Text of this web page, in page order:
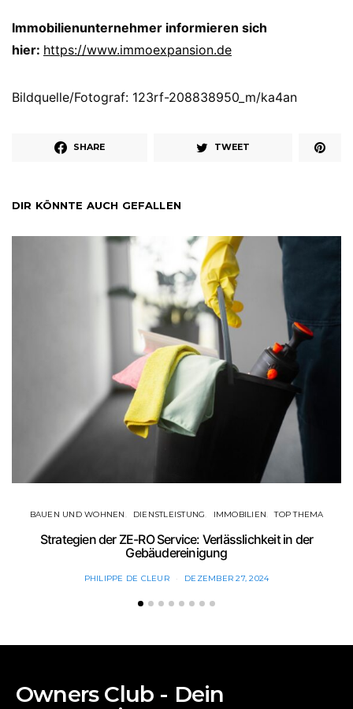
Immobilienunternehmer informieren sich
hier: https://www.immoexpansion.de
Bildquelle/Fotograf: 123rf-208838950_m/ka4an
SHARE TWEET
DIR KÖNNTE AUCH GEFALLEN
BAUEN UND WOHNEN DIENSTLEISTUNG IMMOBILIEN TOP THEMA
Strategien der ZE-RO Service: Verlässlichkeit in der
Gebäudereinigung
PHILIPPE DE CLEUR DEZEMBER 27, 2024
Owners Club - Dein